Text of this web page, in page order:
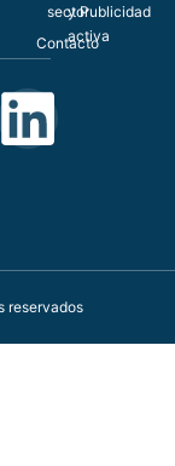
sector
Contacto
y Publicidad
activa
reservados